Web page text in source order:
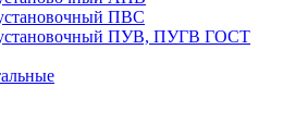
ПВС
ПУВ, ПУГВ ГОСТ